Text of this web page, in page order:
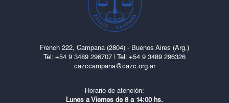
French 222, Campana (2804) - Buenos Aires (Arg.)
Tel: ‎+54 9 3489 296707 | Tel: +54 9 3489 296326
cazccampana@cazc.org.ar
Horario de atención:
Lunes a Viernes de 8 a 14:00 hs.